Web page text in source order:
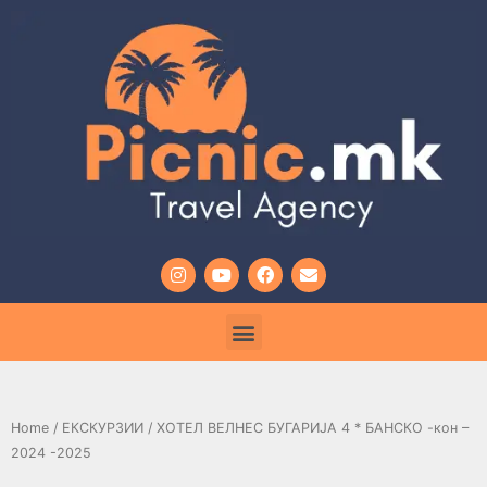
Home / ЕКСКУРЗИИ / ХОТЕЛ ВЕЛНЕС БУГАРИЈА 4 * БАНСКО -кон –
2024 -2025